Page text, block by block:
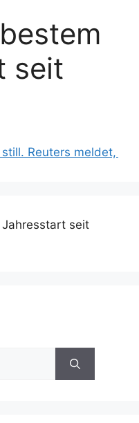
seit
meldet, dass
seit